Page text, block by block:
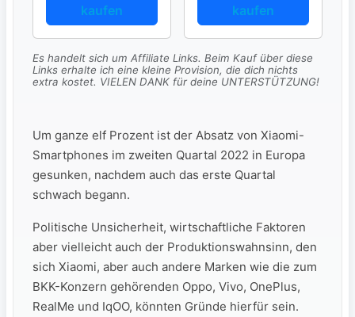
kaufen
kaufen
Es handelt sich um Affiliate Links. Beim Kauf über diese
Links erhalte ich eine kleine Provision, die dich nichts
extra kostet. VIELEN DANK für deine UNTERSTÜTZUNG!
Um ganze elf Prozent ist der Absatz von Xiaomi-
Smartphones im zweiten Quartal 2022 in Europa
gesunken, nachdem auch das erste Quartal
schwach begann.
Politische Unsicherheit, wirtschaftliche Faktoren
aber vielleicht auch der Produktionswahnsinn, den
sich Xiaomi, aber auch andere Marken wie die zum
BKK-Konzern gehörenden Oppo, Vivo, OnePlus,
RealMe und IqOO, könnten Gründe hierfür sein.